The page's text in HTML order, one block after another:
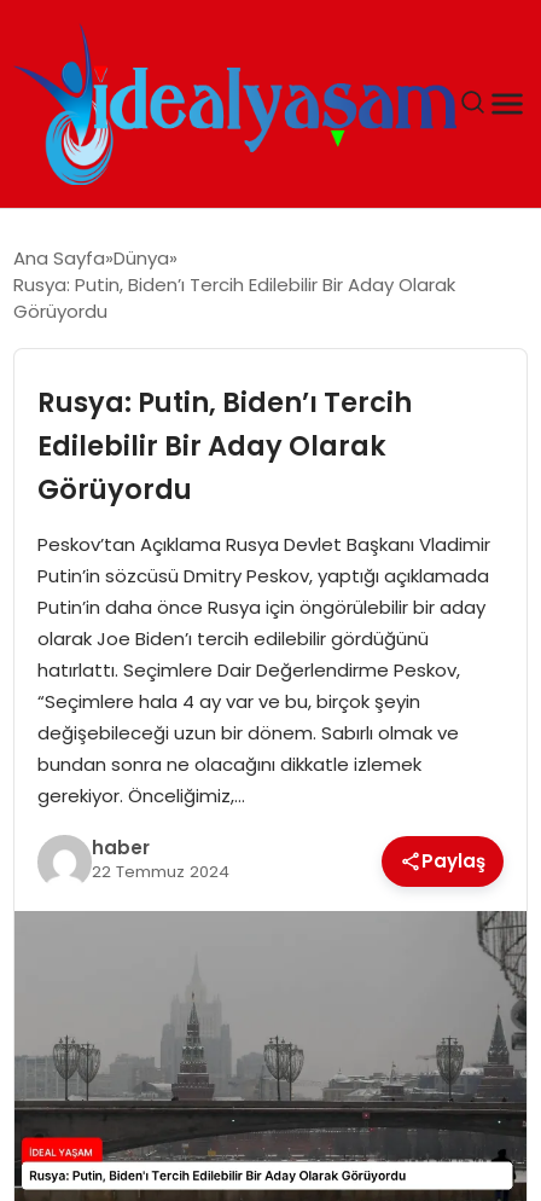
GÜNDEM
İDEAL YAŞAM
İDEAL SPOR
YAŞAM
MAGAZIN
SAĞLIK
SOSYAL HABER
Ana Sayfa Dünya
Rusya: Putin, Biden’ı Tercih Edilebilir Bir Aday Olarak
Görüyordu
Rusya: Putin, Biden’ı Tercih
Edilebilir Bir Aday Olarak
Görüyordu
Peskov’tan Açıklama Rusya Devlet Başkanı Vladimir
Putin’in sözcüsü Dmitry Peskov, yaptığı açıklamada
Putin’in daha önce Rusya için öngörülebilir bir aday
olarak Joe Biden’ı tercih edilebilir gördüğünü
hatırlattı. Seçimlere Dair Değerlendirme Peskov,
“Seçimlere hala 4 ay var ve bu, birçok şeyin
değişebileceği uzun bir dönem. Sabırlı olmak ve
bundan sonra ne olacağını dikkatle izlemek
gerekiyor. Önceliğimiz,…
haber
22 Temmuz 2024 Paylaş